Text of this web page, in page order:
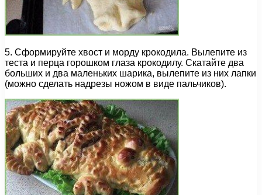
5. Сформируйте хвост и морду крокодила. Вылепите из
теста и перца горошком глаза крокодилу. Скатайте два
больших и два маленьких шарика, вылепите из них лапки
(можно сделать надрезы ножом в виде пальчиков).